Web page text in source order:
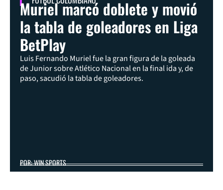
Muriel marcó doblete y movió
la tabla de goleadores en Liga
BetPlay
Luis Fernando Muriel fue la gran figura de la goleada
de Junior sobre Atlético Nacional en la final ida y, de
paso, sacudió la tabla de goleadores.
POR: WIN SPORTS